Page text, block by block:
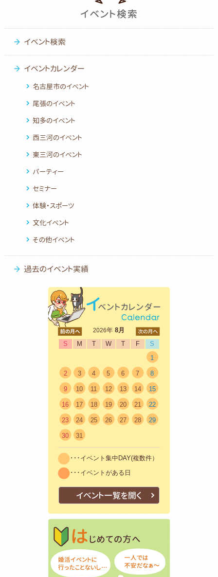
イベント検索
イベントカレンダー
名古屋市のイベント
尾張のイベント
知多のイベント
西三河のイベント
東三河のイベント
パーティー
セミナー
体験・スポーツ
文化イベント
その他イベント
過去のイベント実績
2026年8月
S
M T W T F
S
1
2 3 4 5 6 7 8
9 10 11 12 13 14 15
16 17 18 19 20 21 22
23 24 25 26 27 28 29
30 31
･･･イベント集中DAY(複数件）
･･･イベントがある日
イベント一覧を開く
はじめての方